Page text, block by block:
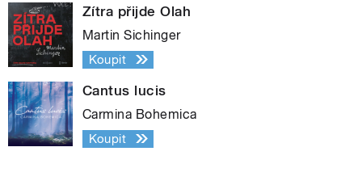
Zítra přijde Olah
Martin Sichinger
Koupit
Cantus lucis
Carmina Bohemica
Koupit